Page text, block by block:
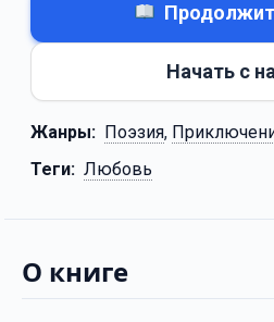
Начать с
Жанры: Поэзия,
Теги: Любовь
О книге